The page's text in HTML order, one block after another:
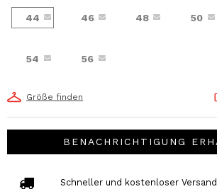
44 46 48 50
54 56
Größe finden
BENACHRICHTIGUNG
Schneller und kostenloser